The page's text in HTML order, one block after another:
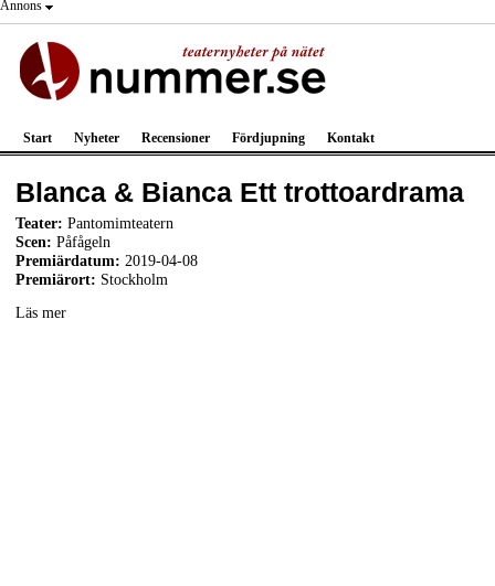
Annons
Start Nyheter Recensioner Fördjupning Kontakt
Blanca & Bianca Ett trottoardrama
Teater: Pantomimteatern
Scen: Påfågeln
Premiärdatum: 2019-04-08
Premiärort: Stockholm
Läs mer